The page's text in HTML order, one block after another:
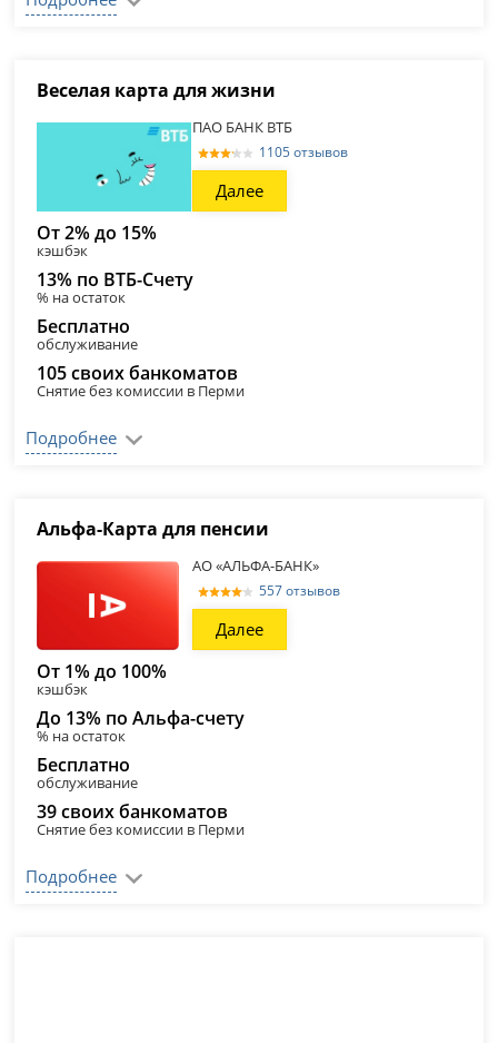
Веселая карта для жизни
ПАО БАНК ВТБ
1105 отзывов
Далее
От 2% до 15%
кэшбэк
13% по ВТБ-Счету
% на остаток
Бесплатно
обслуживание
105 своих банкоматов
Снятие без комиссии в Перми
Подробнее
Альфа-Карта для пенсии
АО «АЛЬФА-БАНК»
557 отзывов
Далее
От 1% до 100%
кэшбэк
До 13% по Альфа-счету
% на остаток
Бесплатно
обслуживание
39 своих банкоматов
Снятие без комиссии в Перми
Подробнее